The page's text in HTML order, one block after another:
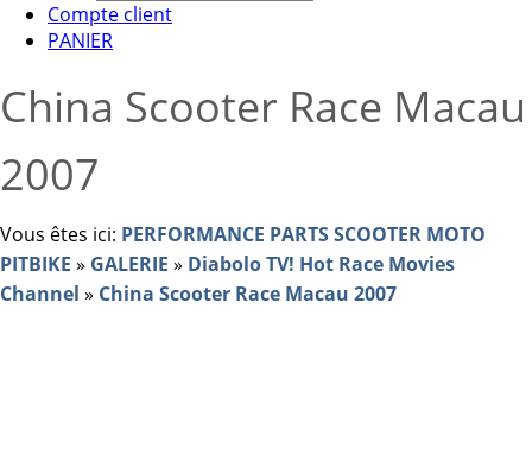
Compte client
PANIER
China Scooter Race Macau
2007
Vous êtes ici: PERFORMANCE PARTS SCOOTER MOTO
PITBIKE » GALERIE » Diabolo TV! Hot Race Movies
Channel » China Scooter Race Macau 2007